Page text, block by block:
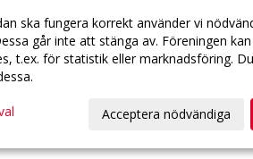
ska fungera korrekt använder vi
går inte att stänga av. Föreningen
t.ex. för statistik eller marknadsföring.
Acceptera nödvändiga